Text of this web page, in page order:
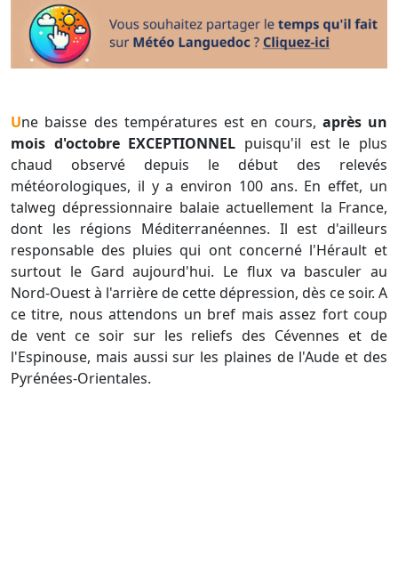
Une baisse des températures est en cours, après un
mois d'octobre EXCEPTIONNEL puisqu'il est le plus
chaud observé depuis le début des relevés
météorologiques, il y a environ 100 ans. En effet, un
talweg dépressionnaire balaie actuellement la France,
dont les régions Méditerranéennes. Il est d'ailleurs
responsable des pluies qui ont concerné l'Hérault et
surtout le Gard aujourd'hui. Le flux va basculer au
Nord-Ouest à l'arrière de cette dépression, dès ce soir. A
ce titre, nous attendons un bref mais assez fort coup
de vent ce soir sur les reliefs des Cévennes et de
l'Espinouse, mais aussi sur les plaines de l'Aude et des
Pyrénées-Orientales.